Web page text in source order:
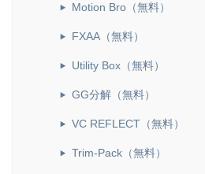
Motion Bro（無料）
FXAA（無料）
Utility Box（無料）
GG分解（無料）
VC REFLECT（無料）
Trim-Pack（無料）